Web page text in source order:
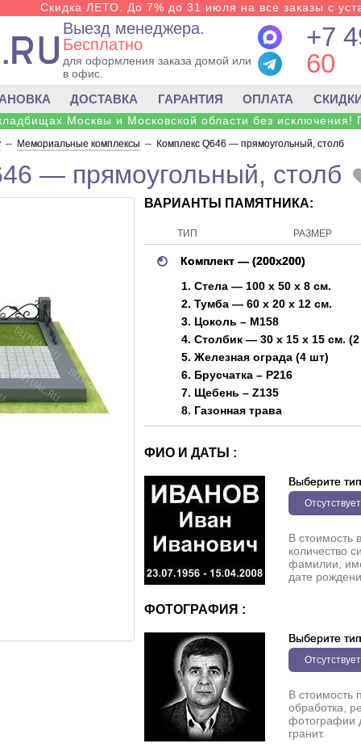
Скидка ЛЕТО. До 7% до 31 июля на все заказы с
Выезд менеджера.
Бесплатно
для оформления заказа домой или
в офис.
+7
60
ДОСТАВКА ГАРАНТИЯ ОПЛАТА
Москвы и Московской области без исключения!
-- Мемориальные комплексы -- Комплекс Q646 — прямоугольный, столб
— прямоугольный, столб
ВАРИАНТЫ ПАМЯТНИКА:
ТИП РАЗМЕР
Комплект — (200х200)
1. Стела — 100 х 50 х 8 см.
2. Тумба — 60 х 20 х 12 см.
3. Цоколь – M158
4. Столбик — 30 х 15 х 15 см.
5. Железная ограда (4 шт)
6. Брусчатка – P216
7. Щебень – Z135
8. Газонная трава
ФИО И ДАТЫ :
Выберите тип
Отсутствует
В стоимость
количество
фамилии,
дате
ФОТОГРАФИЯ :
Выберите тип
Отсутствует
В стоимость
обработка,
фотографии
гранит.